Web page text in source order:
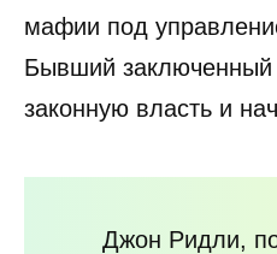
мафии под
Бывший заключенный
законную власть и
Джон Ридли,